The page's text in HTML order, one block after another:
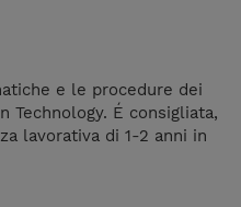
e le procedure dei
Technology. É consigliata,
lavorativa di 1-2 anni in